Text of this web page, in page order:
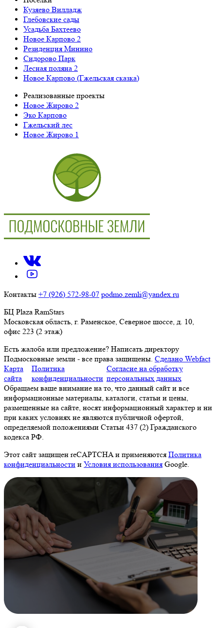
Кузяево Вилладж
Глебовские сады
Усадьба Бахтеево
Новое Карпово 2
Резиденция Минино
Сидорово Парк
Лесная поляна 2
Новое Карпово (Гжельская сказка)
Реализованные проекты
Новое Жирово 2
Эко Карпово
Гжельский лес
Новое Жирово 1
Контакты +7 (926) 572-98-07 podmo.zemli@yandex.ru
БЦ Plaza RamStars
Московская область, г. Раменское, Северное шоссе, д. 10,
офис 223 (2 этаж)
Есть жалоба или предложение? Написать директору
Подмосковные земли - все права защищены. Сделано Webfact
Карта
сайта
Политика
конфиденциальности
Согласие на обработку
персональных данных
Обращаем ваше внимание на то, что данный сайт и все
информационные материалы, каталоги, статьи и цены,
размещенные на сайте, носят информационный характер и ни
при каких условиях не являются публичной офертой,
определяемой положениями Статьи 437 (2) Гражданского
кодекса РФ.
Этот сайт защищен reCAPTCHA и применяются Политика
конфиденциальности и Условия использования Google.